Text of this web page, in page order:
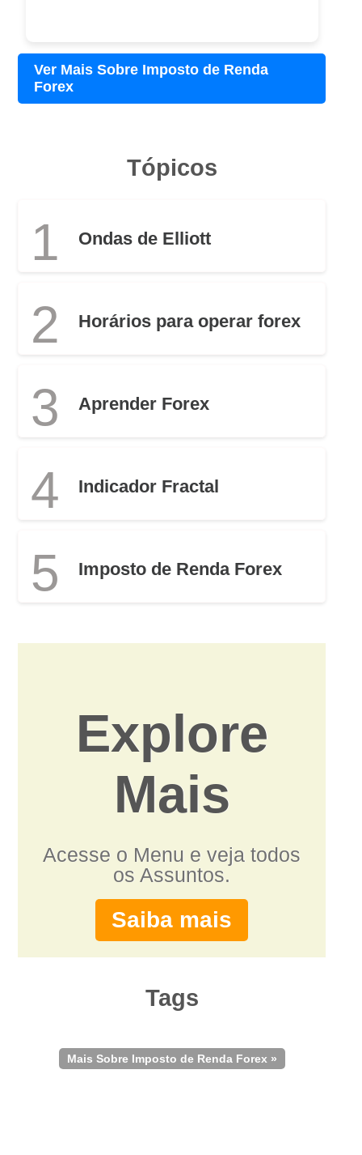
Ver Mais Sobre Imposto de Renda
Forex
Tópicos
1 Ondas de Elliott
2 Horários para operar forex
3 Aprender Forex
4 Indicador Fractal
5 Imposto de Renda Forex
Explore
Mais
Acesse o Menu e veja todos
os Assuntos.
Saiba mais
Tags
Mais Sobre Imposto de Renda Forex »